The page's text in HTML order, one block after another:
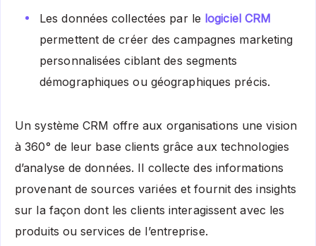
Les données collectées par le logiciel CRM
permettent de créer des campagnes marketing
personnalisées ciblant des segments
démographiques ou géographiques précis.
Un système CRM offre aux organisations une vision
à 360° de leur base clients grâce aux technologies
d’analyse de données. Il collecte des informations
provenant de sources variées et fournit des insights
sur la façon dont les clients interagissent avec les
produits ou services de l’entreprise.